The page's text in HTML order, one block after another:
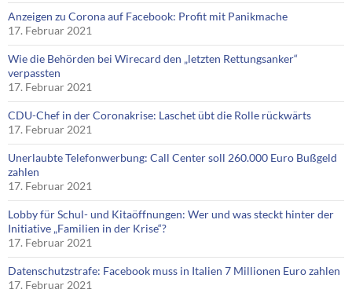
Anzeigen zu Corona auf Facebook: Profit mit Panikmache
17. Februar 2021
Wie die Behörden bei Wirecard den „letzten Rettungsanker“
verpassten
17. Februar 2021
CDU-Chef in der Coronakrise: Laschet übt die Rolle rückwärts
17. Februar 2021
Unerlaubte Telefonwerbung: Call Center soll 260.000 Euro Bußgeld
zahlen
17. Februar 2021
Lobby für Schul- und Kitaöffnungen: Wer und was steckt hinter der
Initiative „Familien in der Krise“?
17. Februar 2021
Datenschutzstrafe: Facebook muss in Italien 7 Millionen Euro zahlen
17. Februar 2021